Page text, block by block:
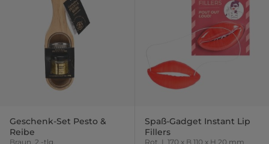
Geschenk-Set Pesto &
Reibe
Braun, 2 -tlg.
Spaß-Gadget Instant Lip
Fillers
Rot, L 170 x B 110 x H 20 mm